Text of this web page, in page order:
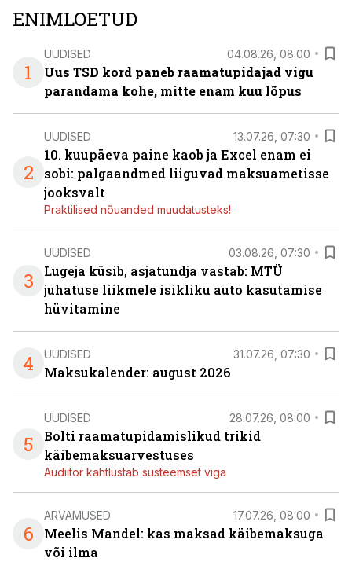
ENIMLOETUD
1
UUDISED 04.08.26, 08:00
Uus TSD kord paneb raamatupidajad vigu
parandama kohe, mitte enam kuu lõpus
2
UUDISED 13.07.26, 07:30
10. kuupäeva paine kaob ja Excel enam ei
sobi: palgaandmed liiguvad maksuametisse
jooksvalt
Praktilised nõuanded muudatusteks!
3
UUDISED 03.08.26, 07:30
Lugeja küsib, asjatundja vastab: MTÜ
juhatuse liikmele isikliku auto kasutamise
hüvitamine
4 UUDISED 31.07.26, 07:30
Maksukalender: august 2026
5
UUDISED 28.07.26, 08:00
Bolti raamatupidamislikud trikid
käibemaksuarvestuses
Audiitor kahtlustab süsteemset viga
6
ARVAMUSED 17.07.26, 08:00
Meelis Mandel: kas maksad käibemaksuga
või ilma